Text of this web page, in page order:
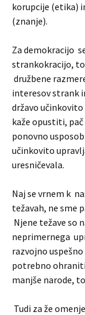
korupcije (etika)
(znanje).
Za demokracijo
strankokracijo,
družbene
interesov strank
državo
kaže opustiti,
ponovno
učinkovito
uresničevala.
Naj se vrnem k
težavah, ne sme
Njene težave so
neprimernega
razvojno
potrebno
manjše narode,
Tudi za že